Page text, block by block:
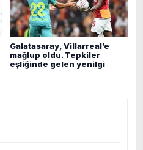
Galatasaray, Villarreal’e
mağlup oldu. Tepkiler
eşliğinde gelen yenilgi